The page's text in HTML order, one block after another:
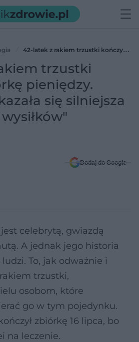
42-latek z rakiem trzustki kończy
okazała się silniejsza od naszych
trzustki
pieniędzy.
się silniejsza
Dodaj do Google
celebrytą, gwiazdą
A jednak jego historia
ludzi. To, jak odważnie i
trzustki,
osobom, które
go w tym pojedynku.
zbiórkę 16 lipca, bo
na leczenie.